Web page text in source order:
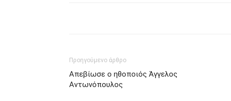
Προηγούμενο άρθρο
Απεβίωσε ο ηθοποιός Άγγελος
Αντωνόπουλος